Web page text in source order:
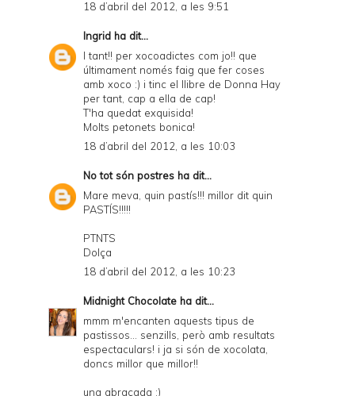
18 d’abril del 2012, a les 9:51
Ingrid ha dit...
I tant!! per xocoadictes com jo!! que
últimament només faig que fer coses
amb xoco :) i tinc el llibre de Donna Hay
per tant, cap a ella de cap!
T'ha quedat exquisida!
Molts petonets bonica!
18 d’abril del 2012, a les 10:03
No tot són postres ha dit...
Mare meva, quin pastís!!! millor dit quin
PASTÍS!!!!!
PTNTS
Dolça
18 d’abril del 2012, a les 10:23
Midnight Chocolate ha dit...
mmm m'encanten aquests tipus de
pastissos... senzills, però amb resultats
espectaculars! i ja si són de xocolata,
doncs millor que millor!!
una abraçada :)